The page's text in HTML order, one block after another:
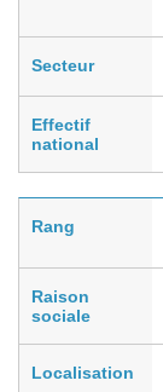
Secteur
Effectif
national
Rang
Raison
sociale
Localisation